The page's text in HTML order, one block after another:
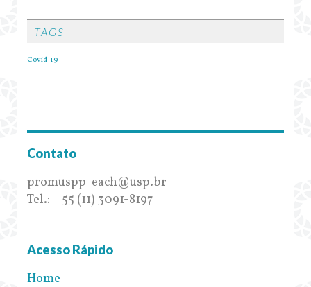
TAGS
Covid-19
Contato
promuspp-each@usp.br
Tel.: + 55 (11) 3091-8197
Acesso Rápido
Home